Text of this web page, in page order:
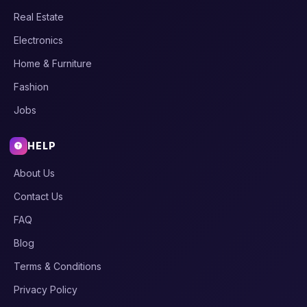
Real Estate
Electronics
Home & Furniture
Fashion
Jobs
HELP
About Us
Contact Us
FAQ
Blog
Terms & Conditions
Privacy Policy